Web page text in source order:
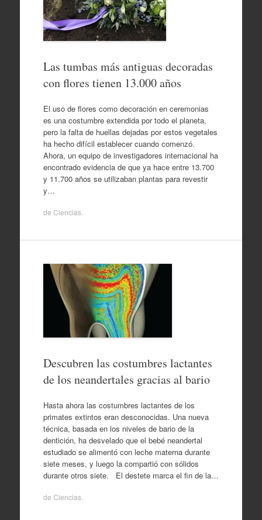
Las tumbas más antiguas decoradas
con flores tienen 13.000 años
El uso de flores como decoración en ceremonias
es una costumbre extendida por todo el planeta,
pero la falta de huellas dejadas por estos vegetales
ha hecho difícil establecer cuando comenzó.
Ahora, un equipo de investigadores internacional ha
encontrado evidencia de que ya hace entre 13.700
y 11.700 años se utilizaban plantas para revestir
y…
de Ciencias.
Descubren las costumbres lactantes
de los neandertales gracias al bario
Hasta ahora las costumbres lactantes de los
primates extintos eran desconocidas. Una nueva
técnica, basada en los niveles de bario de la
dentición, ha desvelado que el bebé neandertal
estudiado se alimentó con leche materna durante
siete meses, y luego la compartió con sólidos
durante otros siete. El destete marca el fin de la…
de Ciencias.